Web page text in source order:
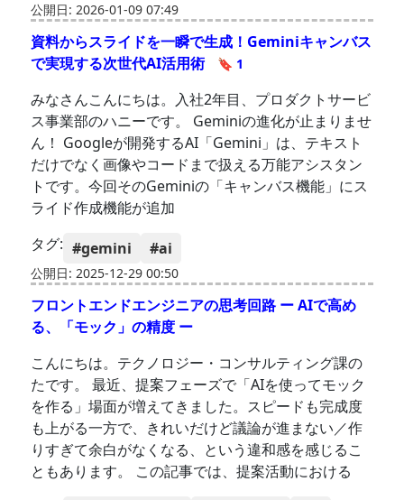
公開日: 2026-01-09 07:49
資料からスライドを一瞬で生成！Geminiキャンバス
で実現する次世代AI活用術
🔖 1
みなさんこんにちは。入社2年目、プロダクトサービ
ス事業部のハニーです。 Geminiの進化が止まりませ
ん！ Googleが開発するAI「Gemini」は、テキスト
だけでなく画像やコードまで扱える万能アシスタン
トです。今回そのGeminiの「キャンバス機能」にス
ライド作成機能が追加
タグ: #gemini #ai
公開日: 2025-12-29 00:50
フロントエンドエンジニアの思考回路 ー AIで高め
る、「モック」の精度 ー
こんにちは。テクノロジー・コンサルティング課の
たです。 最近、提案フェーズで「AIを使ってモック
を作る」場面が増えてきました。スピードも完成度
も上がる一方で、きれいだけど議論が進まない／作
りすぎて余白がなくなる、という違和感を感じるこ
ともあります。 この記事では、提案活動における